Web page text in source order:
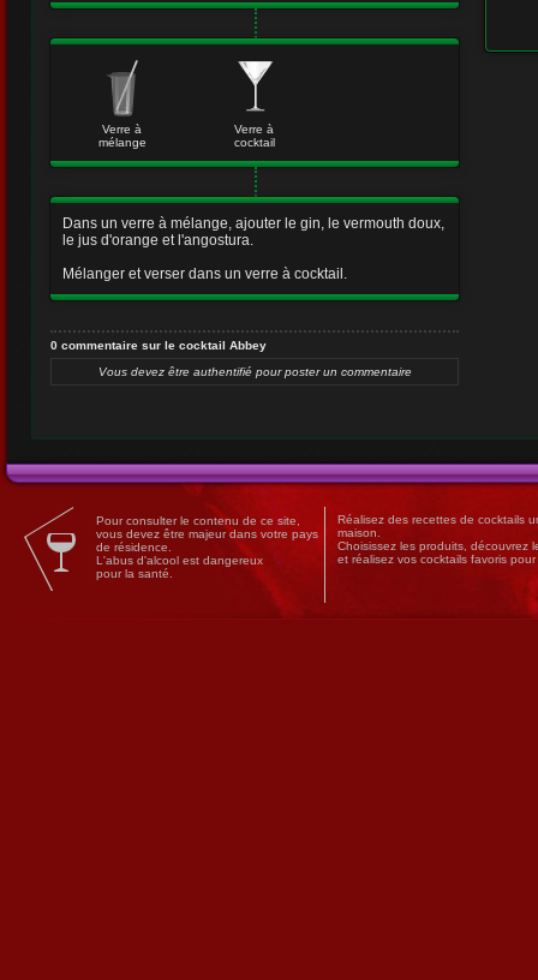
Verre à
mélange
Verre à
cocktail
Dans un verre à mélange, ajouter le gin, le vermouth doux,
le jus d'orange et l'angostura.
Mélanger et verser dans un verre à cocktail.
0 commentaire sur le cocktail Abbey
Vous devez être authentifié pour poster un commentaire
Pour consulter le contenu de ce site,
vous devez être majeur dans votre pays
de résidence.
L'abus d'alcool est dangereux
pour la santé.
Réalisez des recettes de cocktails
maison.
Choisissez les produits, découvrez
et réalisez vos cocktails favoris